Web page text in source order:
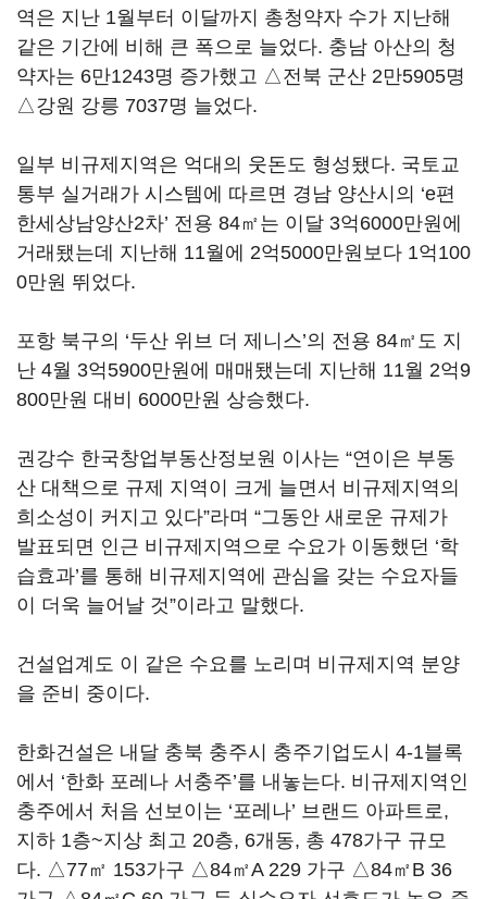
역은 지난 1월부터 이달까지 총청약자 수가 지난해
같은 기간에 비해 큰 폭으로 늘었다. 충남 아산의 청
약자는 6만1243명 증가했고 △전북 군산 2만5905명
△강원 강릉 7037명 늘었다.
일부 비규제지역은 억대의 웃돈도 형성됐다. 국토교
통부 실거래가 시스템에 따르면 경남 양산시의 ‘e편
한세상남양산2차’ 전용 84㎡는 이달 3억6000만원에
거래됐는데 지난해 11월에 2억5000만원보다 1억100
0만원 뛰었다.
포항 북구의 ‘두산 위브 더 제니스’의 전용 84㎡도 지
난 4월 3억5900만원에 매매됐는데 지난해 11월 2억9
800만원 대비 6000만원 상승했다.
권강수 한국창업부동산정보원 이사는 “연이은 부동
산 대책으로 규제 지역이 크게 늘면서 비규제지역의
희소성이 커지고 있다”라며 “그동안 새로운 규제가
발표되면 인근 비규제지역으로 수요가 이동했던 ‘학
습효과’를 통해 비규제지역에 관심을 갖는 수요자들
이 더욱 늘어날 것”이라고 말했다.
건설업계도 이 같은 수요를 노리며 비규제지역 분양
을 준비 중이다.
한화건설은 내달 충북 충주시 충주기업도시 4-1블록
에서 ‘한화 포레나 서충주’를 내놓는다. 비규제지역인
충주에서 처음 선보이는 ‘포레나’ 브랜드 아파트로,
지하 1층~지상 최고 20층, 6개동, 총 478가구 규모
다. △77㎡ 153가구 △84㎡A 229 가구 △84㎡B 36